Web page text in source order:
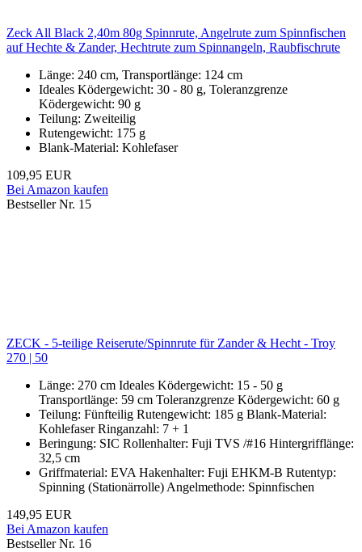
Zeck All Black 2,40m 80g Spinnrute, Angelrute zum Spinnfischen
auf Hechte & Zander, Hechtrute zum Spinnangeln, Raubfischrute
Länge: 240 cm, Transportlänge: 124 cm
Ideales Ködergewicht: 30 - 80 g, Toleranzgrenze
Ködergewicht: 90 g
Teilung: Zweiteilig
Rutengewicht: 175 g
Blank-Material: Kohlefaser
109,95 EUR
Bei Amazon kaufen
Bestseller Nr. 15
ZECK - 5-teilige Reiserute/Spinnrute für Zander & Hecht - Troy
270 | 50
Länge: 270 cm Ideales Ködergewicht: 15 - 50 g
Transportlänge: 59 cm Toleranzgrenze Ködergewicht: 60 g
Teilung: Fünfteilig Rutengewicht: 185 g Blank-Material:
Kohlefaser Ringanzahl: 7 + 1
Beringung: SIC Rollenhalter: Fuji TVS /#16 Hintergrifflänge:
32,5 cm
Griffmaterial: EVA Hakenhalter: Fuji EHKM-B Rutentyp:
Spinning (Stationärrolle) Angelmethode: Spinnfischen
149,95 EUR
Bei Amazon kaufen
Bestseller Nr. 16